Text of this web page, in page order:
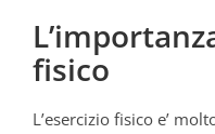
fisico
L’esercizio fisico e’